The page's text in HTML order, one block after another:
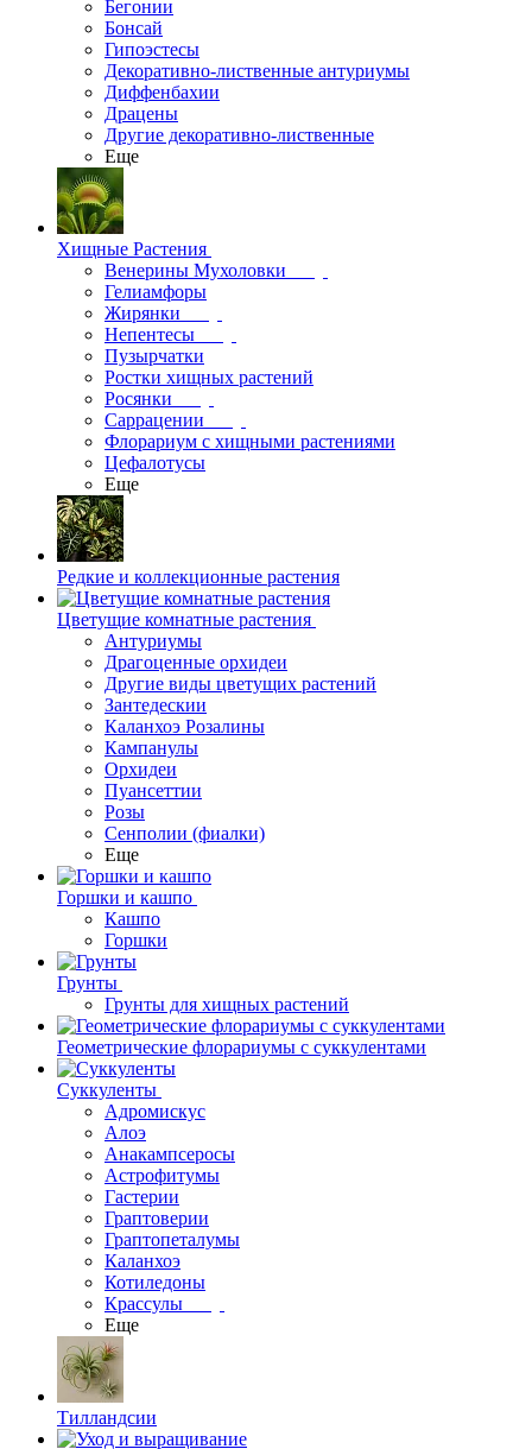
Бегонии
Бонсай
Гипоэстесы
Декоративно-лиственные антуриумы
Диффенбахии
Драцены
Другие декоративно-лиственные
Еще
Хищные Растения
Венерины Мухоловки
Гелиамфоры
Жирянки
Непентесы
Пузырчатки
Ростки хищных растений
Росянки
Саррацении
Флорариум с хищными растениями
Цефалотусы
Еще
Редкие и коллекционные растения
Цветущие комнатные растения
Антуриумы
Драгоценные орхидеи
Другие виды цветущих растений
Зантедескии
Каланхоэ Розалины
Кампанулы
Орхидеи
Пуансеттии
Розы
Сенполии (фиалки)
Еще
Горшки и кашпо
Кашпо
Горшки
Грунты
Грунты для хищных растений
Геометрические флорариумы с суккулентами
Суккуленты
Адромискус
Алоэ
Анакампсеросы
Астрофитумы
Гастерии
Граптоверии
Граптопеталумы
Каланхоэ
Котиледоны
Крассулы
Еще
Тилландсии